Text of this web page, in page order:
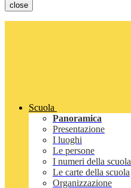
close
Scuola
Panoramica
Presentazione
I luoghi
Le persone
I numeri della scuola
Le carte della scuola
Organizzazione